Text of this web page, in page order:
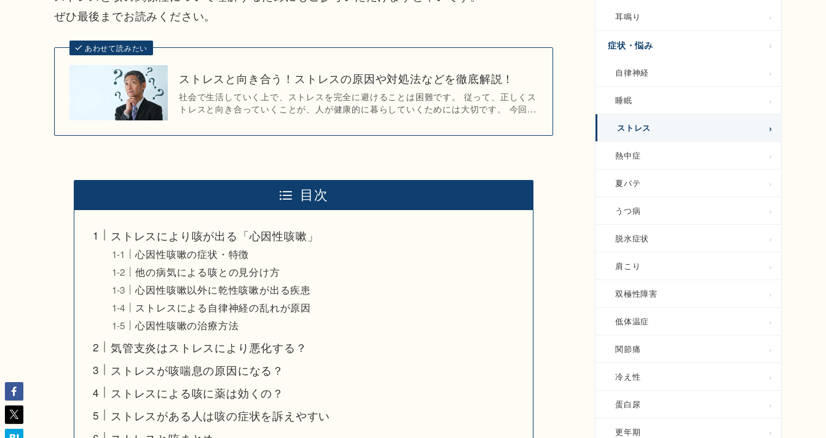
ぜひ最後までお読みください。
あわせて読みたい
ストレスと向き合う！ストレスの原因や対処法などを徹底解説！
社会で生活していく上で、ストレスを完全に避けることは困難です。 従って、正しくス
トレスと向き合っていくことが、人が健康的に暮らしていくためには大切です。 今回...
目次
ストレスにより咳が出る「心因性咳嗽」
心因性咳嗽の症状・特徴
他の病気による咳との見分け方
心因性咳嗽以外に乾性咳嗽が出る疾患
ストレスによる自律神経の乱れが原因
心因性咳嗽の治療方法
気管支炎はストレスにより悪化する？
ストレスが咳喘息の原因になる？
ストレスによる咳に薬は効くの？
ストレスがある人は咳の症状を訴えやすい
耳鳴り
症状・悩み
自律神経
睡眠
ストレス
熱中症
夏バテ
うつ病
脱水症状
肩こり
双極性障害
低体温症
関節痛
冷え性
蛋白尿
更年期